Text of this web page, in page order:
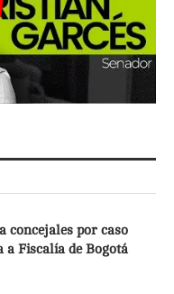
concejales por caso
a Fiscalía de Bogotá